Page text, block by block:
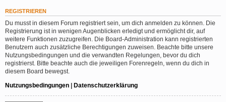
REGISTRIEREN
Du musst in diesem Forum registriert sein, um dich anmelden zu können. Die
Registrierung ist in wenigen Augenblicken erledigt und ermöglicht dir, auf
weitere Funktionen zuzugreifen. Die Board-Administration kann registrierten
Benutzern auch zusätzliche Berechtigungen zuweisen. Beachte bitte unsere
Nutzungsbedingungen und die verwandten Regelungen, bevor du dich
registrierst. Bitte beachte auch die jeweiligen Forenregeln, wenn du dich in
diesem Board bewegst.
Nutzungsbedingungen | Datenschutzerklärung